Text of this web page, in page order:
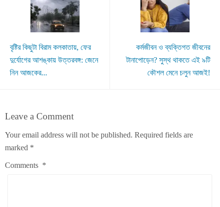
বৃষ্টির কিছুটা বিরাম কলকাতায়, ফের
দুর্যোগের আশঙ্কায় উত্তরবঙ্গ: জেনে
নিন আজকের...
কর্মজীবন ও ব্যক্তিগত জীবনের
টানাপোড়েন? সুস্থ থাকতে এই ৯টি
কৌশল মেনে চলুন আজই!
Leave a Comment
Your email address will not be published. Required fields are
marked *
Comments *